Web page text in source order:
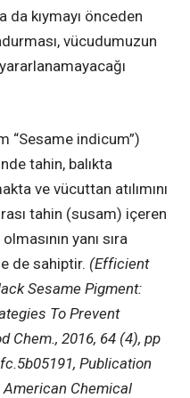
da kıymayı önceden
vücudumuzun
“Sesame indicum”)
tahin, balıkta
ve vücuttan atılımını
tahin (susam) içeren
yanı sıra
de sahiptir. (Efficient
Sesame Pigment:
To Prevent
Chem., 2016, 64 (4), pp
Publication
American Chemical